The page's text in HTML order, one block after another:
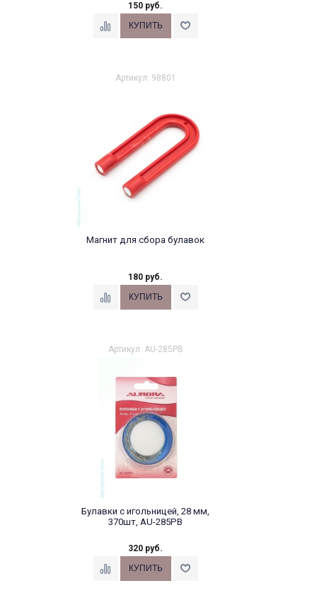
150 руб.
Артикул: 98801
Магнит для сбора булавок
180 руб.
Артикул: AU-285PB
Булавки с игольницей, 28 мм,
370шт, AU-285PB
320 руб.